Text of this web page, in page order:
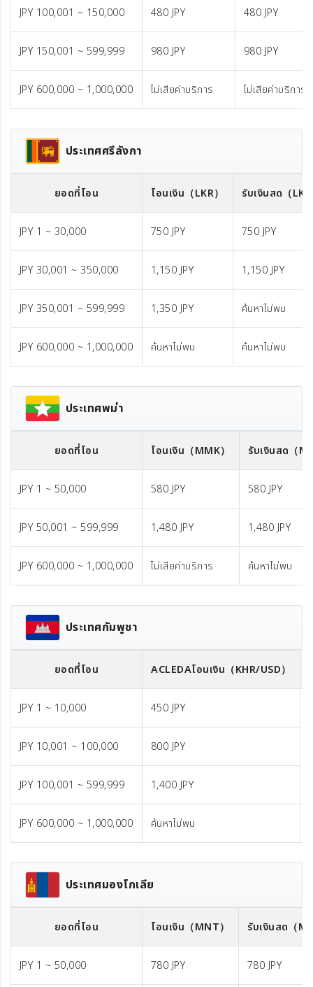
JPY 100,001 ~ 150,000 480 JPY 480 JPY
JPY 150,001 ~ 599,999 980 JPY 980 JPY
JPY 600,000 ~ 1,000,000 ไม่เสียค่าบริการ ไม่เสียค่าบริการ
ประเทศศรีลังกา
ยอดที่โอน โอนเงิน （LKR） รับเงินสด （
JPY 1 ~ 30,000 750 JPY 750 JPY
JPY 30,001 ~ 350,000 1,150 JPY 1,150 JPY
JPY 350,001 ~ 599,999 1,350 JPY ค้นหาไม่พบ
JPY 600,000 ~ 1,000,000 ค้นหาไม่พบ ค้นหาไม่พบ
ประเทศพม่า
ยอดที่โอน โอนเงิน （MMK） รับเงินสด （
JPY 1 ~ 50,000 580 JPY 580 JPY
JPY 50,001 ~ 599,999 1,480 JPY 1,480 JPY
JPY 600,000 ~ 1,000,000 ไม่เสียค่าบริการ ค้นหาไม่พบ
ประเทศกัมพูชา
ยอดที่โอน ACLEDAโอนเงิน （KHR/USD）
JPY 1 ~ 10,000 450 JPY
JPY 10,001 ~ 100,000 800 JPY
JPY 100,001 ~ 599,999 1,400 JPY
JPY 600,000 ~ 1,000,000 ค้นหาไม่พบ
ประเทศมองโกเลีย
ยอดที่โอน โอนเงิน （MNT） รับเงินสด （
JPY 1 ~ 50,000 780 JPY 780 JPY